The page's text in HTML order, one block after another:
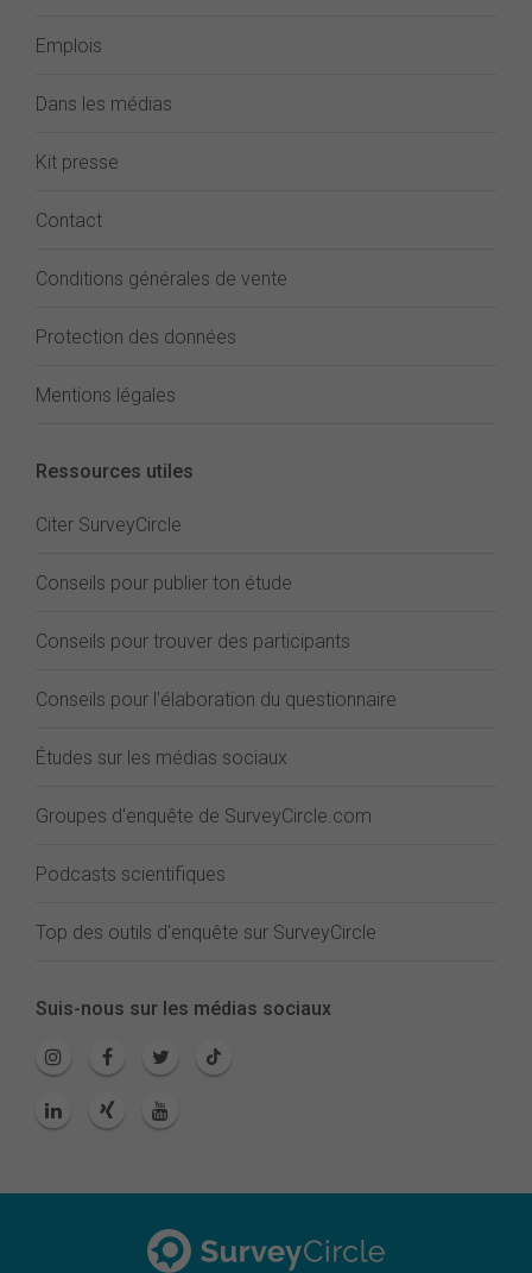
Emplois
Dans les médias
Kit presse
Contact
Conditions générales de vente
Protection des données
Mentions légales
Ressources utiles
Citer SurveyCircle
Conseils pour publier ton étude
Conseils pour trouver des participants
Conseils pour l'élaboration du questionnaire
Études sur les médias sociaux
Groupes d'enquête de SurveyCircle.com
Podcasts scientifiques
Top des outils d'enquête sur SurveyCircle
Suis-nous sur les médias sociaux